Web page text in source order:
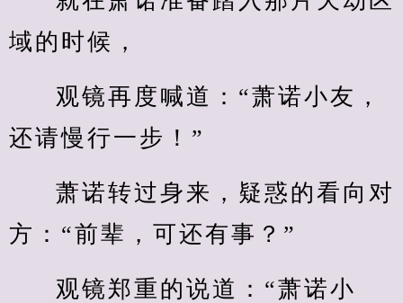
域的时候，
观镜再度喊道：“萧诺小友，
还请慢行一步！”
萧诺转过身来，疑惑的看向对
方：“前辈，可还有事？”
观镜郑重的说道：“萧诺小